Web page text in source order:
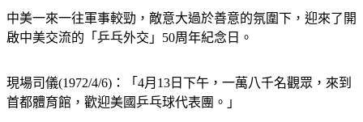
中美一來一往軍事較勁，敵意大過於善意的氛圍下，迎來了開
現場司儀(1972/4/6)：「4月13日下午，一萬八千名觀眾，來到